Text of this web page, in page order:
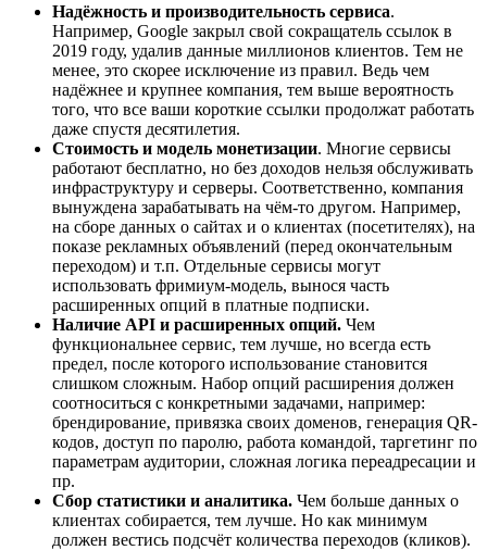
Надёжность и производительность сервиса.
Например, Google закрыл свой сокращатель ссылок в
2019 году, удалив данные миллионов клиентов. Тем не
менее, это скорее исключение из правил. Ведь чем
надёжнее и крупнее компания, тем выше вероятность
того, что все ваши короткие ссылки продолжат работать
даже спустя десятилетия.
Стоимость и модель монетизации. Многие сервисы
работают бесплатно, но без доходов нельзя обслуживать
инфраструктуру и серверы. Соответственно, компания
вынуждена зарабатывать на чём-то другом. Например,
на сборе данных о сайтах и о клиентах (посетителях), на
показе рекламных объявлений (перед окончательным
переходом) и т.п. Отдельные сервисы могут
использовать фримиум-модель, вынося часть
расширенных опций в платные подписки.
Наличие API и расширенных опций. Чем
функциональнее сервис, тем лучше, но всегда есть
предел, после которого использование становится
слишком сложным. Набор опций расширения должен
соотноситься с конкретными задачами, например:
брендирование, привязка своих доменов, генерация QR-
кодов, доступ по паролю, работа командой, таргетинг по
параметрам аудитории, сложная логика переадресации и
пр.
Сбор статистики и аналитика. Чем больше данных о
клиентах собирается, тем лучше. Но как минимум
должен вестись подсчёт количества переходов (кликов).